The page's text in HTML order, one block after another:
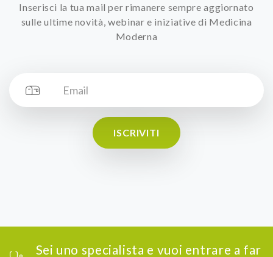
Inserisci la tua mail per rimanere sempre aggiornato
sulle ultime novità, webinar e iniziative di Medicina
Moderna
ISCRIVITI
Sei uno specialista e vuoi entrare a far